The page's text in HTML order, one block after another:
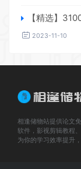
【精选】3100 份婚
2023-11-10
相逢储物站提供论文
软件，影视剪辑教程
为你的学习效率提升